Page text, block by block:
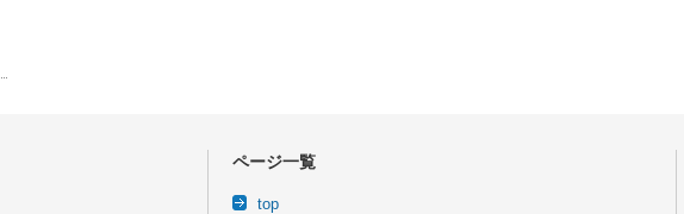
ページ一覧
top